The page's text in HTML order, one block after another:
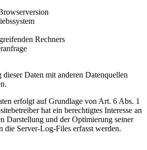
Rechners
Daten mit anderen Datenquellen
erfolgt auf Grundlage von Art. 6 Abs. 1
hat ein berechtigtes Interesse an
Darstellung und der Optimierung seiner
die Server-Log-Files erfasst werden.